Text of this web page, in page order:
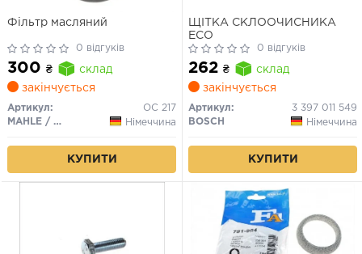
Фільтр масляний
0 відгуків
300 ₴
склад
закінчується
Артикул:
OC 217
MAHLE / KNECHT
Німеччина
КУПИТИ
ЩІТКА СКЛООЧИСНИКА
ECO
0 відгуків
262 ₴
склад
закінчується
Артикул:
3 397 011 549
BOSCH
Німеччина
КУПИТИ